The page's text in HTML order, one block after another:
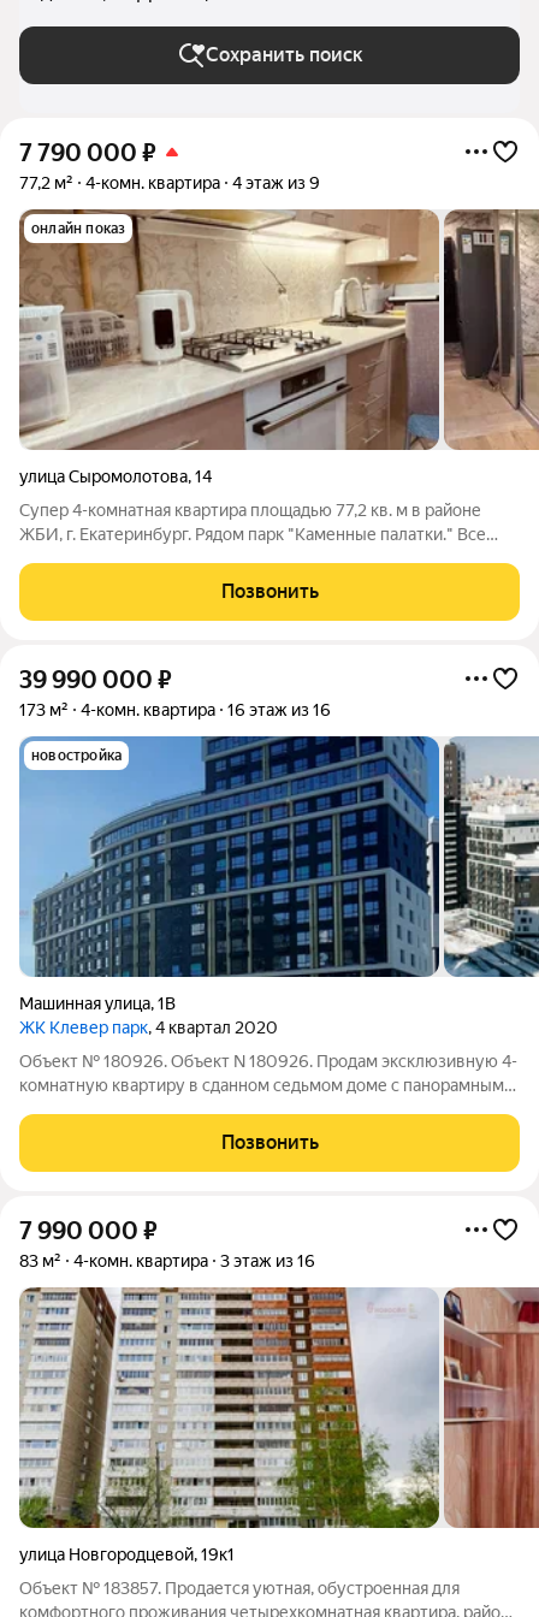
Екатеринбурге
Сохранить поиск
7 790 000 ₽
77,2 м² 4-комн. квартира 4 этаж из 9
онлайн показ
улица Сыромолотова,14
Супер 4-комнатная квартира площадью 77,2 кв. м в районе
ЖБИ, г. Екатеринбург. Рядом парк "Каменные палатки." Все
группа,мебель,холодильник, гостинная стенка,шкафы купе.
Новый кухонный гарнитур ,плита газовая
Позвонить
39 990 000 ₽
173 м² 4-комн. квартира 16 этаж из 16
новостройка
Машинная улица,1В
ЖК Клевер парк, 4 квартал 2020
Объект № 180926. Объект N 180926. Продам эксклюзивную 4-
комнатную квартиру в сданном седьмом доме с панорамным
остекление в данном доме реализовано только на 13 и 16
этажах. В шестом доме
Позвонить
7 990 000 ₽
83 м² 4-комн. квартира 3 этаж из 16
улица Новгородцевой,19к1
Объект № 183857. Продается уютная, обустроенная для
комфортного проживания четырехкомнатная квартира, район